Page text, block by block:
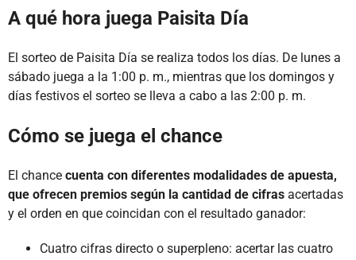
A qué hora juega Paisita Día
El sorteo de Paisita Día se realiza todos los días. De lunes a
sábado juega a la 1:00 p. m., mientras que los domingos y
días festivos el sorteo se lleva a cabo a las 2:00 p. m.
Cómo se juega el chance
El chance cuenta con diferentes modalidades de apuesta,
que ofrecen premios según la cantidad de cifras acertadas
y el orden en que coincidan con el resultado ganador:
Cuatro cifras directo o superpleno: acertar las cuatro